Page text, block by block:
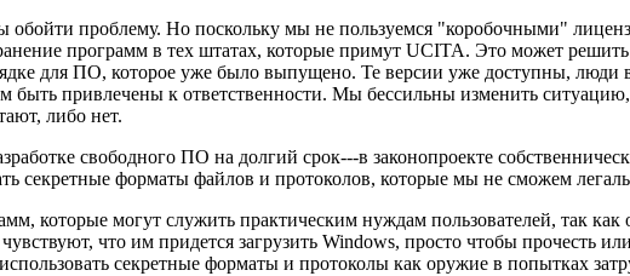
проблему. Но поскольку мы не пользуемся "коробочными"
программ в тех штатах, которые примут UCITA. Это может
для ПО, которое уже было выпущено. Те версии уже доступны, люди
привлечены к ответственности. Мы бессильны изменить
либо нет.
свободного ПО на долгий срок---в законопроекте
секретные форматы файлов и протоколов, которые мы не сможем
которые могут служить практическим нуждам пользователей, так как
что им придется загрузить Windows, просто чтобы прочесть
секретные форматы и протоколы как оружие в попытках